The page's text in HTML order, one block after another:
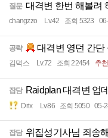
질문 대격변 한번 해볼려
changzzo Lv.42 조회 5323
공략 대격변 영던 간단
김덕스 Lv.72 조회 22454 추
잡담 Raidplan 대격변 업
Drix Lv.86 조회 5050 05-
잡담 위집성기사님 죄송